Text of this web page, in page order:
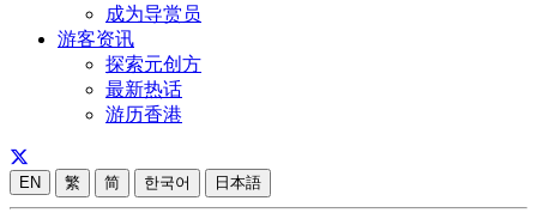
成为导赏员
游客资讯
探索元创方
最新热话
游历香港
EN 繁 简 한국어 日本語